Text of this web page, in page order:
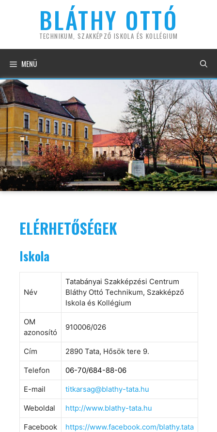
BLÁTHY OTTÓ
TECHNIKUM, SZAKKÉPZŐ ISKOLA ÉS KOLLÉGIUM
MENÜ
ELÉRHETŐSÉGEK
Iskola
Név
Tatabányai Szakképzési Centrum
Bláthy Ottó Technikum, Szakképző
Iskola és Kollégium
OM
azonosító
910006/026
Cím 2890 Tata, Hősök tere 9.
Telefon 06-70/684-88-06
E-mail titkarsag@blathy-tata.hu
Weboldal http://www.blathy-tata.hu
Facebook https://www.facebook.com/blathy.tata